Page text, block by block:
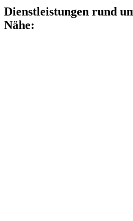
Dienstleistungen rund
Nähe: